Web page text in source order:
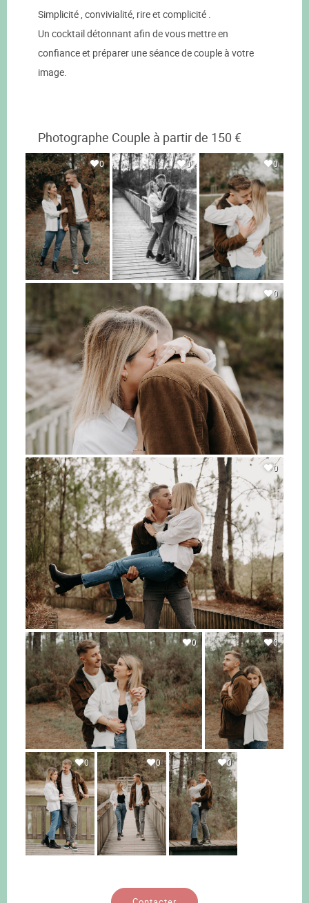
Simplicité , convivialité, rire et complicité .
Un cocktail détonnant afin de vous mettre en
confiance et préparer une séance de couple à votre
image.
Photographe Couple à partir de 150 €
0 0 0
0
0
0 0
0 0 0